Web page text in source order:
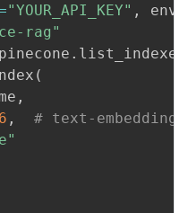
"YOUR_API_KEY" ,
rag"
. list_indexes
(
,
,
# text-embedding-